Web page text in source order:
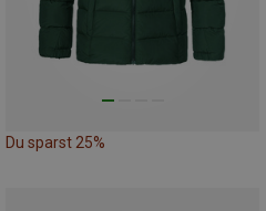
Du sparst 25%